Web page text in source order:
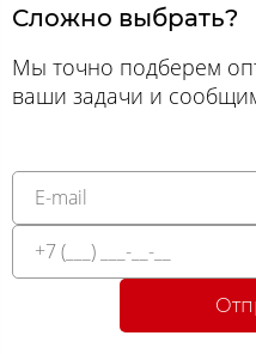
Сложно выбрать?
Мы точно подберем
ваши задачи и